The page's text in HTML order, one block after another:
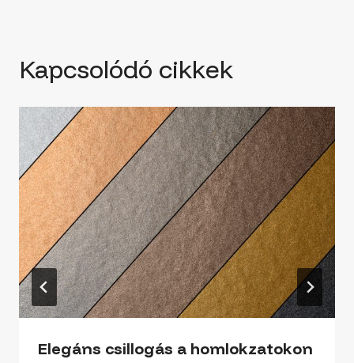
Kapcsolódó cikkek
Elegáns csillogás a homlokzatokon